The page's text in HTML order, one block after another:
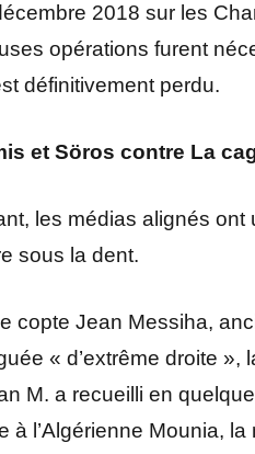
2018 sur les
opérations furent
définitivement perdu.
et Söros contre La
les médias alignés
sous la dent.
copte Jean Messiha,
« d’extrême droite »,
M. a recueilli en
l’Algérienne Mounia,